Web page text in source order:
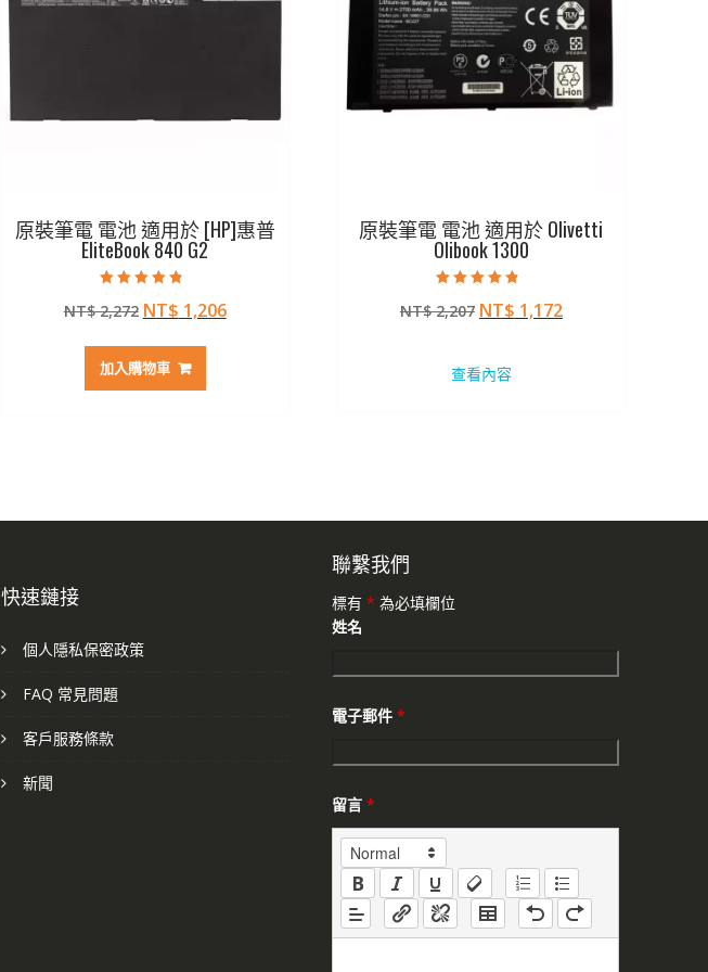
原裝筆電 電池 適用於 [HP]惠普
EliteBook 840 G2
4.50
滿分 5
NT$2,272 原
價
格：
NT$ 1,206目
加入購物車
原裝筆電 電池 適用於 Olivetti
Olibook 1300
4.50
滿分 5
NT$2,207 原
格：
NT$ 1,172目
查看內容
快速鏈接
個人隱私保密政策
FAQ 常見問題
客戶服務條款
新聞
聯繫我們
標有 * 為必填欄位
姓名
電子郵件 *
留言 *